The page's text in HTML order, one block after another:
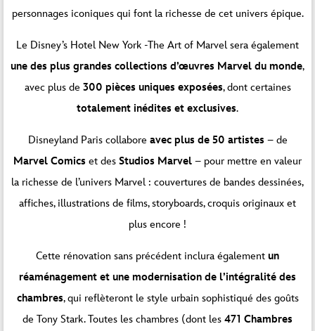
personnages iconiques qui font la richesse de cet univers épique.
Le Disney’s Hotel New York -The Art of Marvel sera également
une des plus grandes collections d’œuvres Marvel du monde,
avec plus de 300 pièces uniques exposées, dont certaines
totalement inédites et exclusives.
Disneyland Paris collabore avec plus de 50 artistes – de
Marvel Comics et des Studios Marvel – pour mettre en valeur
la richesse de l’univers Marvel : couvertures de bandes dessinées,
affiches, illustrations de films, storyboards, croquis originaux et
plus encore !
Cette rénovation sans précédent inclura également un
réaménagement et une modernisation de l’intégralité des
chambres, qui reflèteront le style urbain sophistiqué des goûts
de Tony Stark. Toutes les chambres (dont les 471 Chambres